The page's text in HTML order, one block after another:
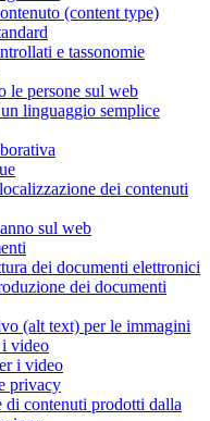
(content type)
e tassonomie
le persone sul web
linguaggio semplice
dei contenuti
sul web
dei documenti elettronici
dei documenti
(alt text) per le immagini
video
i video
privacy
di contenuti prodotti dalla